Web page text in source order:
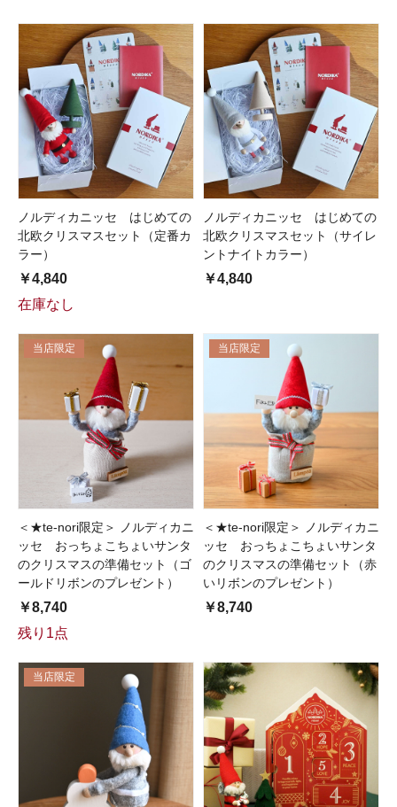
ノルディカニッセ はじめての
北欧クリスマスセット（定番カ
ラー）
￥4,840
在庫なし
ノルディカニッセ はじめての
北欧クリスマスセット（サイレ
ントナイトカラー）
￥4,840
当店限定
＜★te-nori限定＞ ノルディカニ
ッセ おっちょこちょいサンタ
のクリスマスの準備セット（ゴ
ールドリボンのプレゼント）
￥8,740
残り1点
当店限定
＜★te-nori限定＞ ノルディカニ
ッセ おっちょこちょいサンタ
のクリスマスの準備セット（赤
いリボンのプレゼント）
￥8,740
当店限定